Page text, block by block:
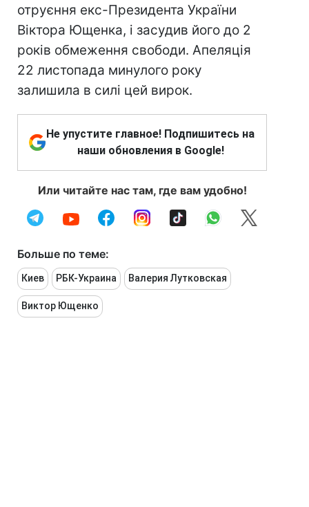
отруєння екс-Президента України
Віктора Ющенка, і засудив його до 2
років обмеження свободи. Апеляція
22 листопада минулого року
залишила в силі цей вирок.
Не упустите главное! Подпишитесь на
наши обновления в Google!
Или читайте нас там, где вам удобно!
Больше по теме:
Киев РБК-Украина Валерия Лутковская
Виктор Ющенко